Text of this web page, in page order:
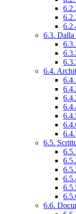
6.3. Dalla
6.4.
6.5.
6.6.